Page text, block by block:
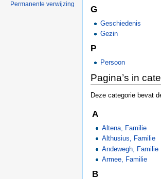
G
Geschiedenis
Gezin
P
Persoon
Pagina’s in
Deze categorie bevat
A
Altena, Familie
Althusius, Familie
Andewegh, Familie
Armee, Familie
B
Permanente verwijzing